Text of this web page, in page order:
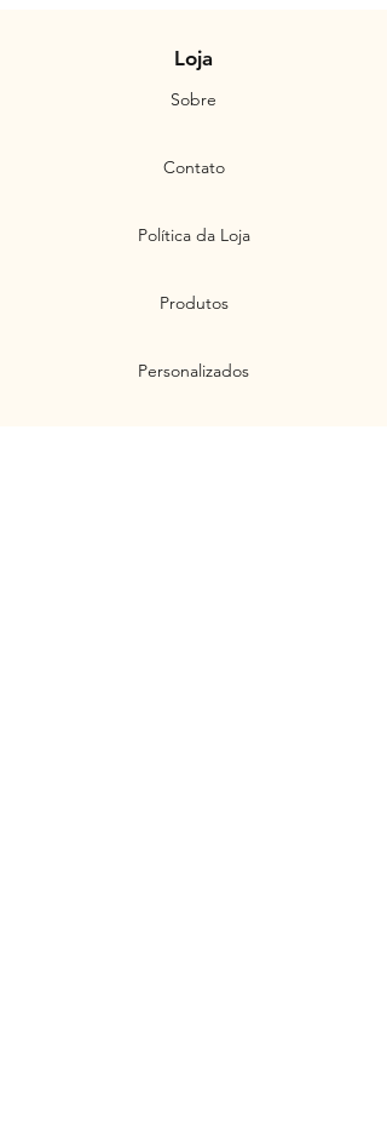
Loja
Sobre
Contato
Política da Loja
Produtos
Personalizados